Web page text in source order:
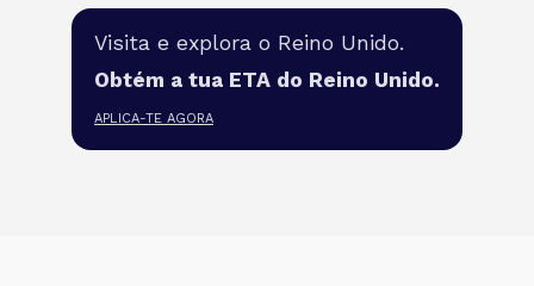
Visita e explora o Reino Unido.
Obtém a tua ETA do Reino Unido.
APLICA-TE AGORA